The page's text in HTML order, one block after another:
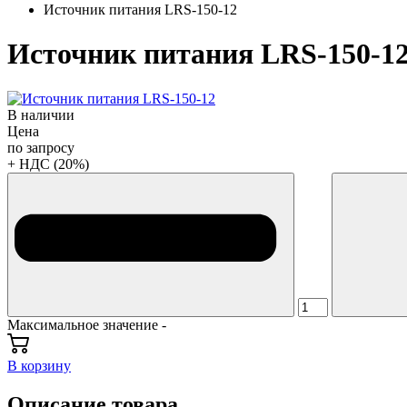
Источник питания LRS-150-12
Источник питания LRS-150-
В наличии
Цена
по запросу
+ НДС (20%)
Максимальное значение -
В корзину